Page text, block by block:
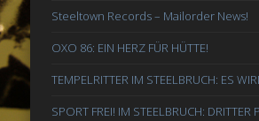
Steeltown Records – Mailorder News!
OXO 86: EIN HERZ FÜR HÜTTE!
TEMPELRITTER IM STEELBRUCH: ES
SPORT FREI! IM STEELBRUCH: DRITTER